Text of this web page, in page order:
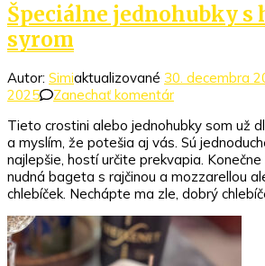
Špeciálne jednohubky s
syrom
Autor: Simiaktualizované 30. decembra
2025
Zanechať komentárk
Špeciálne
jednohubky
s
hroznom
a
syrom
Tieto crostini alebo jednohubky som už
a myslím, že potešia aj vás. Sú
najlepšie, hostí určite prekvapia.
nudná bageta s rajčinou a mozzarellou
chlebíček. Nechápte ma zle, dobrý